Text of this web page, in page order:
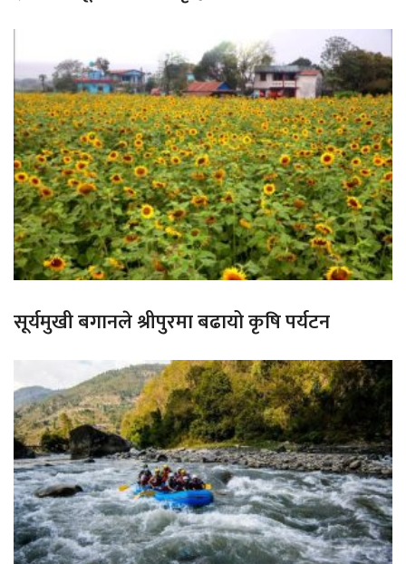
सूर्यमुखी बगानले श्रीपुरमा बढायो कृषि पर्यटन